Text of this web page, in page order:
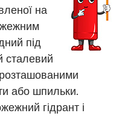
на
під
сталевий
або шпильки.
гідрант і